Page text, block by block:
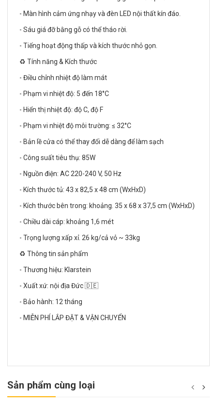
- Màn hình cảm ứng nhạy và đèn LED nội thất kín đáo.
- Sáu giá đỡ bằng gỗ có thể tháo rời.
- Tiếng hoạt động thấp và kích thước nhỏ gọn.
♻️ Tính năng & Kích thước
- Điều chỉnh nhiệt độ làm mát
- Phạm vi nhiệt độ: 5 đến 18°C
- Hiển thị nhiệt độ: độ C, độ F
- Phạm vi nhiệt độ môi trường: ≤ 32°C
- Bản lề cửa có thể thay đổi dễ dàng để làm sạch
- Công suất tiêu thụ: 85W
- Nguồn điện: AC 220-240 V, 50 Hz
- Kích thước tủ: 43 x 82,5 x 48 cm (WxHxD)
- Kích thước bên trong: khoảng. 35 x 68 x 37,5 cm (WxHxD)
- Chiều dài cáp: khoảng 1,6 mét
- Trọng lượng xấp xỉ. 26 kg/cả vỏ ~ 33kg
♻️ Thông tin sản phẩm
- Thương hiệu: Klarstein
- Xuất xứ: nội địa Đức 🇩🇪
- Bảo hành: 12 tháng
- MIỄN PHÍ LẮP ĐẶT & VẬN CHUYỂN
Sản phẩm cùng loại